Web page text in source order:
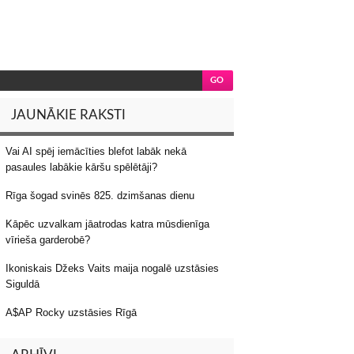
JAUNĀKIE RAKSTI
Vai AI spēj iemācīties blefot labāk nekā
pasaules labākie kāršu spēlētāji?
Rīga šogad svinēs 825. dzimšanas dienu
Kāpēc uzvalkam jāatrodas katra mūsdienīga
vīrieša garderobē?
Ikoniskais Džeks Vaits maija nogalē uzstāsies
Siguldā
A$AP Rocky uzstāsies Rīgā